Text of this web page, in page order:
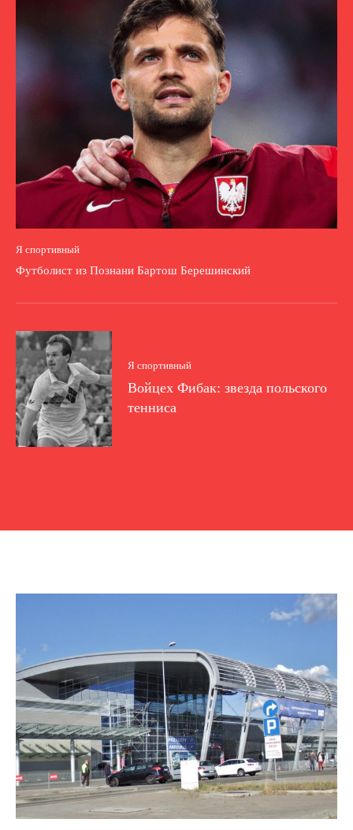
Я спортивный
Футболист из Познани Бартош Берешинский
Я спортивный
Войцех Фибак: звезда польского
тенниса